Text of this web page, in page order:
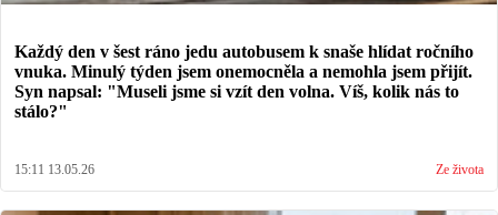
Každý den v šest ráno jedu autobusem k snaše hlídat ročního
vnuka. Minulý týden jsem onemocněla a nemohla jsem přijít.
Syn napsal: "Museli jsme si vzít den volna. Víš, kolik nás to
stálo?"
15:11 13.05.26 Ze života